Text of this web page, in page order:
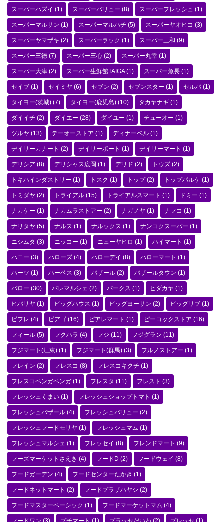
スーパーハズイ (1) スーパーバリュー (8) スーパーフレッシュ (1)
スーパーマルサン (1) スーパーマルハチ (5) スーパーヤオヒコ (3)
スーパーヤマザキ (2) スーパーラック (1) スーパー三和 (9)
スーパー三徳 (7) スーパー三心 (2) スーパー丸幸 (1)
スーパー大津 (2) スーパー生鮮館TAIGA(1) スーパー魚長 (1)
セイブ (1) セイミヤ (6) セブン (2) セブンスター (1) セルバ(1)
タイヨー(茨城) (7) タイヨー(鹿児島) (10) タカヤナギ (1)
ダイイチ (2) ダイエー (28) ダイユー (1) チューオー (1)
ツルヤ (13) テーオーストア (1) ディナーベル (1)
デイリーカナート (2) デイリーポート (1) デイリーマート (1)
デリシア (8) デリシャス広岡 (1) デリド (2) トウズ (2)
トキハインダストリー (1) トスク (1) トップ(2) トップパルケ (1)
トミダヤ (2) トライアル (15) トライアルスマート (1) ドミー (1)
ナカケー (1) ナカムラストアー (2) ナガノヤ (1) ナフコ (1)
ナリタヤ (5) ナルス (1) ナルックス (1) ナンコクスーパー (1)
ニシムタ (3) ニッコー (1) ニューヤヒロ (1) ハイマート (1)
ハニー (3) ハローズ (4) ハローデイ (8) ハローマート (1)
ハーツ (1) ハーベス (3) バザール (2) バザールタウン (1)
バロー (30) パレマルシェ (2) パークス (1) ヒダカヤ (1)
ヒバリヤ (1) ビッグハウス (1) ビッグヨーサン (2) ビッグリブ (1)
ビフレ (4) ピアゴ (16) ピアレマート (1) ピーコックストア (16)
フィール (5) フクハラ (4) フジ (11) フジグラン (11)
フジマート(江東) (1) フジマート(群馬) (3) フルノストアー (1)
フレイン (2) フレスコ (8) フレスコキクチ (1)
フレスコベンガベンガ (1) フレスタ (11) フレスト (3)
フレッシュくまい (1) フレッシュショップトマト (1)
フレッシュバザール (4) フレッシュバリュー (2)
フレッシュフードモリヤ (1) フレッシュマム (1)
フレッシュマルシェ (1) フレッセイ (8) フレンドマート (9)
フーズマーケットさえき (4) フードD (2) フードウェイ (8)
フードガーデン (4) フードセンターたかき (1)
フードネットマート (2) フードプラザハヤシ (2)
フードマスターベーシック (1) フードマーケットマム (4)